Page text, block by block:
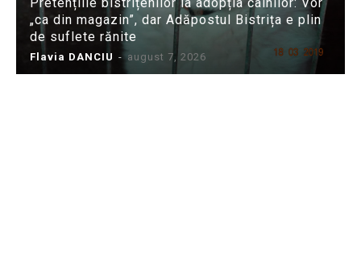
„ca din magazin”, dar Adăpostul Bistrița e plin
de suflete rănite
Flavia DANCIU - august 7, 2026